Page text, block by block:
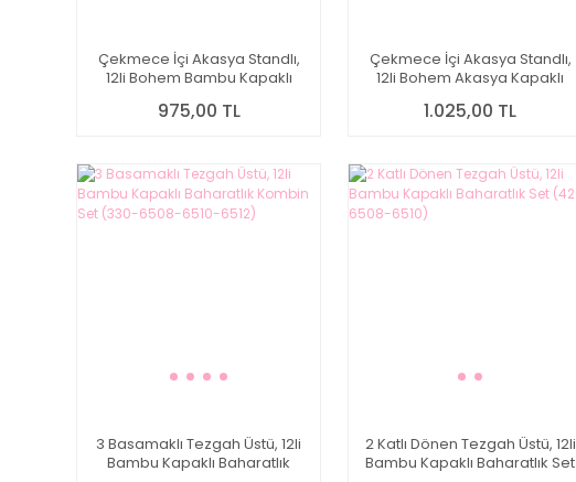
Çekmece İçi Akasya Standlı,
12li Bohem Bambu Kapaklı
975,00 TL
Çekmece İçi Akasya Standlı,
12li Bohem Akasya Kapaklı
1.025,00 TL
3 Basamaklı Tezgah Üstü, 12li
Bambu Kapaklı Baharatlık
2 Katlı Dönen Tezgah Üstü, 12li
Bambu Kapaklı Baharatlık Set